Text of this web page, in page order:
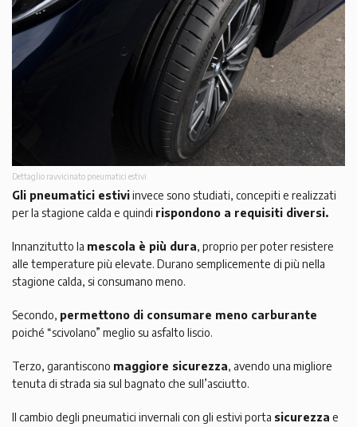
Dettaglio ravvicinato pneumatici estivi
Gli pneumatici estiviinvece sono studiati, concepiti e realizzati
per la stagione calda e quindi rispondono a requisiti diversi.
Innanzitutto la mescola è più dura, proprio per poter resistere
alle temperature più elevate. Durano semplicemente di più nella
stagione calda, si consumano meno.
Secondo, permettono di consumare meno carburante
poiché “scivolano” meglio su asfalto liscio.
Terzo, garantiscono maggiore sicurezza, avendo una migliore
tenuta di strada sia sul bagnato che sull’asciutto.
Il cambio degli pneumatici invernali con gli estivi porta sicurezza e